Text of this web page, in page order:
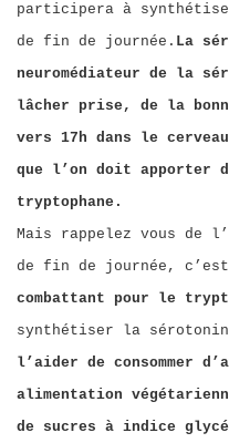
participera à
de fin de journée. La
neuromédiateur de la
lâcher prise, de la
vers 17h dans le
que l’on doit apporter
tryptophane.
Mais rappelez vous de
de fin de journée,
combattant pour le
synthétiser la
l’aider de consommer
alimentation
de sucres à indice